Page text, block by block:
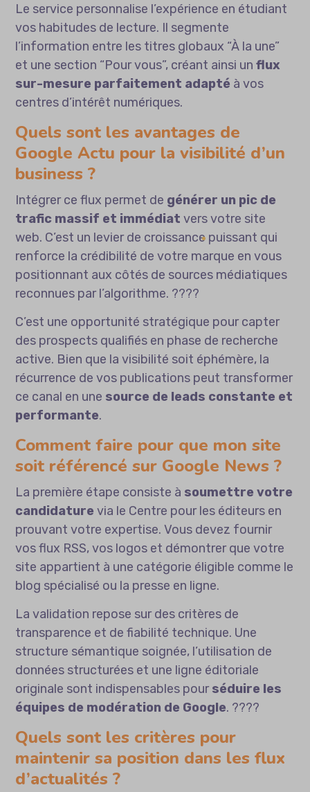
Le service personnalise l’expérience en étudiant
vos habitudes de lecture. Il segmente
l’information entre les titres globaux “À la une”
et une section “Pour vous”, créant ainsi unflux
sur-mesure parfaitement adapté à vos
centres d’intérêt numériques.
Quels sont les avantages de
Google Actu pour la visibilité d’un
business ?
Intégrer ce flux permet de générer un pic de
trafic massif et immédiat vers votre site
web. C’est un levier de croissance puissant qui
renforce la crédibilité de votre marque en vous
positionnant aux côtés de sources médiatiques
reconnues par l’algorithme. ????
C’est une opportunité stratégique pour capter
des prospects qualifiés en phase de recherche
active. Bien que la visibilité soit éphémère, la
récurrence de vos publications peut transformer
ce canal en une source de leads constante et
performante.
Comment faire pour que mon site
soit référencé sur Google News ?
La première étape consiste à soumettre votre
candidature via le Centre pour les éditeurs en
prouvant votre expertise. Vous devez fournir
vos flux RSS, vos logos et démontrer que votre
site appartient à une catégorie éligible comme le
blog spécialisé ou la presse en ligne.
La validation repose sur des critères de
transparence et de fiabilité technique. Une
structure sémantique soignée, l’utilisation de
données structurées et une ligne éditoriale
originale sont indispensables pourséduire les
équipes de modération de Google. ????
Quels sont les critères pour
maintenir sa position dans les flux
d’actualités ?